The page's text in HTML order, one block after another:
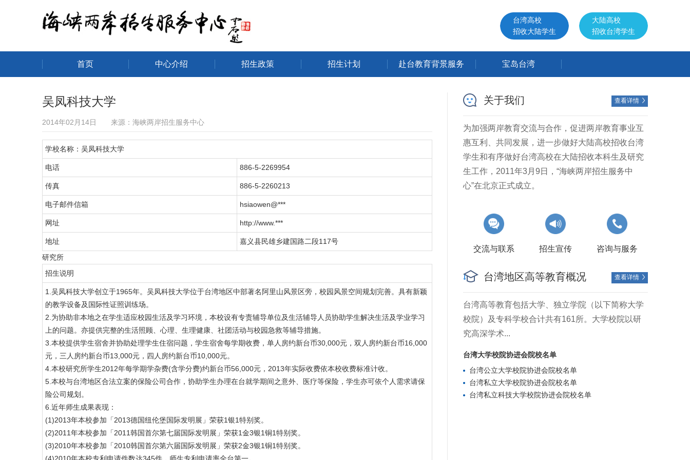
海峡两岸招生服务中心
大陆高校
招收台湾学生
台湾高校
招收大陆学生
首页 中心介绍 招生政策 招生计划 赴台教育背景服务 宝岛台湾
吴凤科技大学
2014年02月14日 来源：海峡两岸招生服务中心
学校名称：吴凤科技大学
电话 886-5-2269954
传真 886-5-2260213
电子邮件信箱 hsiaowen@***
网址 http://www.***
地址
嘉义县民雄乡建国路二段117号
研究所
招生说明
1.吴凤科技大学创立于1965年。吴凤科技大学位于台湾地区中部著名阿里山风景区旁，校园风景空间规划完善。具有新颖
的教学设备及国际性证照训练场。
2.为协助非本地之在学生适应校园生活及学习环境，本校设有专责辅导单位及生活辅导人员协助学生解决生活及学业学习
上的问题。亦提供完整的生活照顾、心理、生理健康、社团活动与校园急救等辅导措施。
3.本校提供学生宿舍并协助处理学生住宿问题，学生宿舍每学期收费，单人房约新台币30,000元，双人房约新台币16,000
元，三人房约新台币13,000元，四人房约新台币10,000元。
4.本校研究所学生2012年每学期学杂费(含学分费)约新台币56,000元，2013年实际收费依本校收费标准计收。
5.本校与台湾地区合法立案的保险公司合作，协助学生办理在台就学期间之意外、医疗等保险，学生亦可依个人需求请保
险公司规划。
6.近年师生成果表现：
(1)2013年本校参加「2013德国纽伦堡国际发明展」荣获1银1特别奖。
(2)2011年本校参加「2011韩国首尔第七届国际发明展」荣获1金3银1铜1特别奖。
(3)2010年本校参加「2010韩国首尔第六届国际发明展」荣获2金3银1铜1特别奖。
关于我们 查看详情 
为加强两岸教育交流与合作，促进两岸教育事业互
惠互利、共同发展，进一步做好大陆高校招收台湾
学生和有序做好台湾高校在大陆招收本科生及研究
生工作，2011年3月9日，“海峡两岸招生服务中
心”在北京正式成立。
交流与联系 招生宣传 咨询与服务
台湾地区高等教育概况 查看详情 
台湾高等教育包括大学、独立学院（以下简称大学
校院）及专科学校合计共有161所。大学校院以研
究高深学术...
台湾大学校院协进会院校名单
台湾公立大学校院协进会院校名单
台湾私立大学校院协进会院校名单
台湾私立科技大学校院协进会院校名单